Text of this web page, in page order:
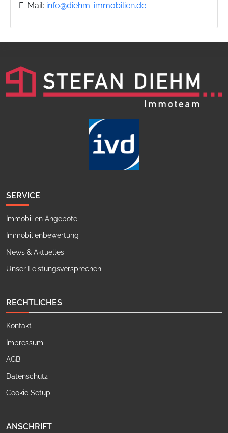
E-Mail: info@diehm-immobilien.de
SERVICE
Immobilien Angebote
Immobilienbewertung
News & Aktuelles
Unser Leistungsversprechen
RECHTLICHES
Kontakt
Impressum
AGB
Datenschutz
Cookie Setup
ANSCHRIFT